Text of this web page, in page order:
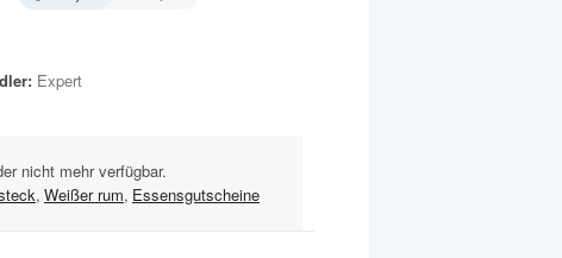
Expert
nicht mehr verfügbar.
, Weißer rum, Essensgutscheine